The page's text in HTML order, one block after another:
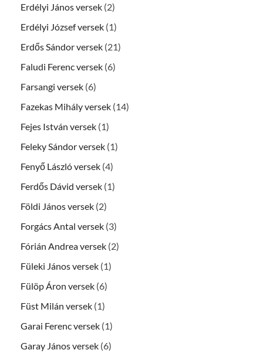
Erdélyi János versek (2)
Erdélyi József versek (1)
Erdős Sándor versek (21)
Faludi Ferenc versek (6)
Farsangi versek (6)
Fazekas Mihály versek (14)
Fejes István versek (1)
Feleky Sándor versek (1)
Fenyő László versek (4)
Ferdős Dávid versek (1)
Földi János versek (2)
Forgács Antal versek (3)
Fórián Andrea versek (2)
Füleki János versek (1)
Fülöp Áron versek (6)
Füst Milán versek (1)
Garai Ferenc versek (1)
Garay János versek (6)